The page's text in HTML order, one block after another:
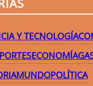
Y TECNOLOGÍA
ECONOMÍA
MUNDOPOLÍTICA